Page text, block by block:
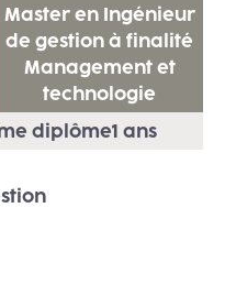
Master en Ingénieur
de gestion à finalité
Management et
technologie
diplôme1 ans